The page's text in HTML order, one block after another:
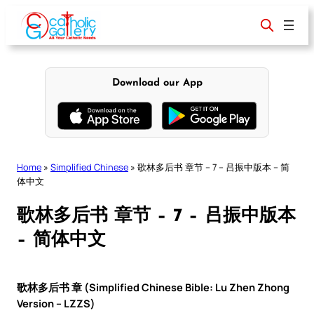
content
Download our App
Home » Simplified Chinese » 歌林多后书 章节 – 7 – 吕振中版本 – 简
体中文
歌林多后书 章节 – 7 – 吕振中版本
– 简体中文
歌林多后书 章 (Simplified Chinese Bible: Lu Zhen Zhong
Version – LZZS)